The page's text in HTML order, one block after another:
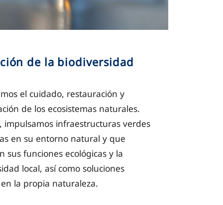
de la biodiversidad
el cuidado, restauración y
de los ecosistemas naturales.
impulsamos infraestructuras verdes
en su entorno natural y que
sus funciones ecológicas y la
local, así como soluciones
la propia naturaleza.